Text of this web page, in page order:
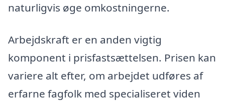
naturligvis øge omkostningerne.
Arbejdskraft er en anden vigtig
komponent i prisfastsættelsen. Prisen kan
variere alt efter, om arbejdet udføres af
erfarne fagfolk med specialiseret viden